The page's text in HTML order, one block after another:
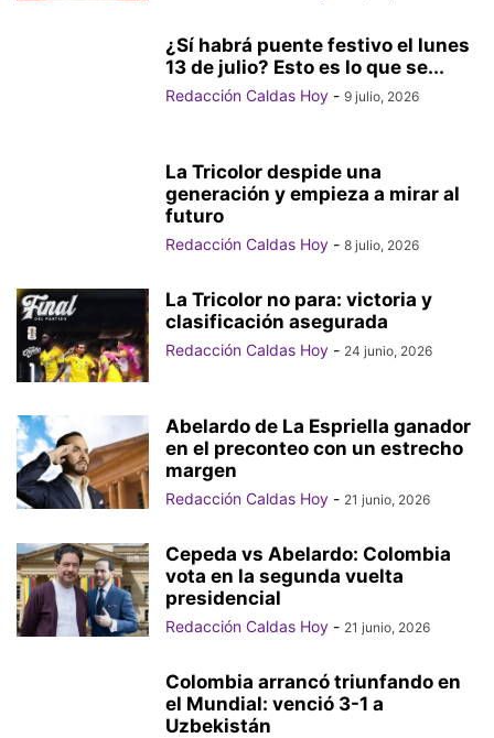
¿Sí habrá puente festivo el lunes
13 de julio? Esto es lo que se...
Redacción Caldas Hoy - 9 julio, 2026
La Tricolor despide una
generación y empieza a mirar al
futuro
Redacción Caldas Hoy - 8 julio, 2026
La Tricolor no para: victoria y
clasificación asegurada
Redacción Caldas Hoy - 24 junio, 2026
Abelardo de La Espriella ganador
en el preconteo con un estrecho
margen
Redacción Caldas Hoy - 21 junio, 2026
Cepeda vs Abelardo: Colombia
vota en la segunda vuelta
presidencial
Redacción Caldas Hoy - 21 junio, 2026
Colombia arrancó triunfando en
el Mundial: venció 3-1 a
Uzbekistán